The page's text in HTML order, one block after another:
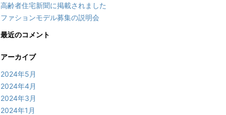
高齢者住宅新聞に掲載されました
ファションモデル募集の説明会
最近のコメント
アーカイブ
2024年5月
2024年4月
2024年3月
2024年1月